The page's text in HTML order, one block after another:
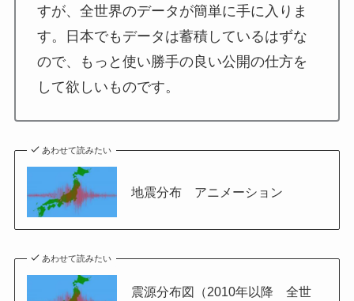
すが、全世界のデータが簡単に手に入りま
す。日本でもデータは蓄積しているはずな
ので、もっと使い勝手の良い公開の仕方を
して欲しいものです。
あわせて読みたい
地震分布 アニメーション
あわせて読みたい
震源分布図（2010年以降 全世